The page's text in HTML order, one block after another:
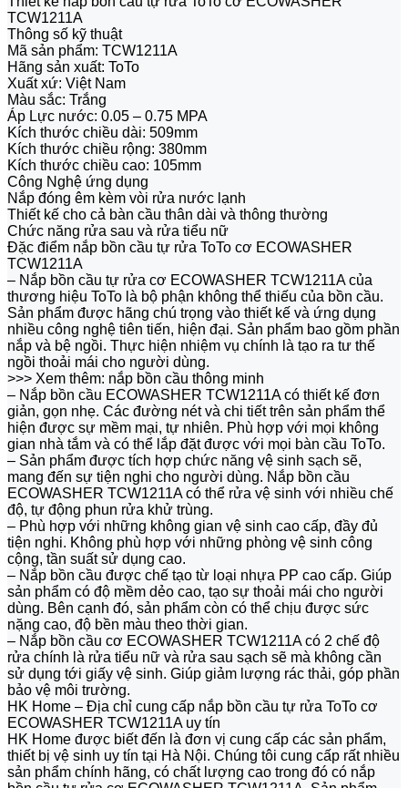
TCW1211A
Thông số kỹ thuật
Mã sản phẩm: TCW1211A
Hãng sản xuất: ToTo
Xuất xứ: Việt Nam
Màu sắc: Trắng
Áp Lực nước: 0.05 – 0.75 MPA
Kích thước chiều dài: 509mm
Kích thước chiều rộng: 380mm
Kích thước chiều cao: 105mm
Công Nghệ ứng dụng
Nắp đóng êm kèm vòi rửa nước lạnh
Thiết kế cho cả bàn cầu thân dài và thông thường
Chức năng rửa sau và rửa tiểu nữ
Đặc điểm nắp bồn cầu tự rửa ToTo cơ ECOWASHER
TCW1211A
– Nắp bồn cầu tự rửa cơ ECOWASHER TCW1211A của
thương hiệu ToTo là bộ phận không thể thiếu của bồn cầu.
Sản phẩm được hãng chú trọng vào thiết kế và ứng dụng
nhiều công nghệ tiên tiến, hiện đại. Sản phẩm bao gồm phần
nắp và bệ ngồi. Thực hiện nhiệm vụ chính là tạo ra tư thế
ngồi thoải mái cho người dùng.
>>> Xem thêm: nắp bồn cầu thông minh
– Nắp bồn cầu ECOWASHER TCW1211A có thiết kế đơn
giản, gọn nhẹ. Các đường nét và chi tiết trên sản phẩm thể
hiện được sự mềm mại, tự nhiên. Phù hợp với mọi không
gian nhà tắm và có thể lắp đặt được với mọi bàn cầu ToTo.
– Sản phẩm được tích hợp chức năng vệ sinh sạch sẽ,
mang đến sự tiện nghi cho người dùng. Nắp bồn cầu
ECOWASHER TCW1211A có thể rửa vệ sinh với nhiều chế
độ, tự động phun rửa khử trùng.
– Phù hợp với những không gian vệ sinh cao cấp, đầy đủ
tiện nghi. Không phù hợp với những phòng vệ sinh công
cộng, tần suất sử dụng cao.
– Nắp bồn cầu được chế tạo từ loại nhựa PP cao cấp. Giúp
sản phẩm có độ mềm dẻo cao, tạo sự thoải mái cho người
dùng. Bên cạnh đó, sản phẩm còn có thể chịu được sức
nặng cao, độ bền màu theo thời gian.
– Nắp bồn cầu cơ ECOWASHER TCW1211A có 2 chế độ
rửa chính là rửa tiểu nữ và rửa sau sạch sẽ mà không cần
sử dụng tới giấy vệ sinh. Giúp giảm lượng rác thải, góp phần
bảo vệ môi trường.
HK Home – Địa chỉ cung cấp nắp bồn cầu tự rửa ToTo cơ
ECOWASHER TCW1211A uy tín
HK Home được biết đến là đơn vị cung cấp các sản phẩm,
thiết bị vệ sinh uy tín tại Hà Nội. Chúng tôi cung cấp rất nhiều
sản phẩm chính hãng, có chất lượng cao trong đó có nắp